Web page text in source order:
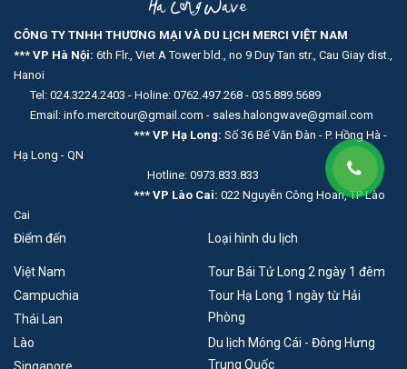
CÔNG TY TNHH THƯƠNG MẠI VÀ DU LỊCH MERCI VIỆT NAM
*** VP Hà Nội: 6th Flr., Viet A Tower bld., no 9 Duy Tan str., Cau Giay dist.,
Hanoi
Tel: 024.3224.2403 - Holine: 0762.497.268 - 035.889.5689
Email: info.mercitour@gmail.com - sales.halongwave@gmail.com
*** VP Hạ Long: Số 36 Bế Văn Đàn - P. Hồng Hà -
Hạ Long - QN
Hotline: 0973.833.833
*** VP Lào Cai: 022 Nguyễn Công Hoan, TP Lào
Cai
Điểm đến
Việt Nam
Campuchia
Thái Lan
Lào
Loại hình du lịch
Tour Bái Tử Long 2 ngày 1 đêm
Tour Hạ Long 1 ngày từ Hải
Phòng
Du lịch Móng Cái - Đông Hưng